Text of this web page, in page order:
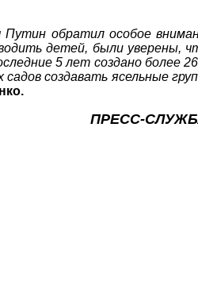
обратил особое
детей, были уверены,
5 лет создано более
создавать ясельные
ПРЕСС-